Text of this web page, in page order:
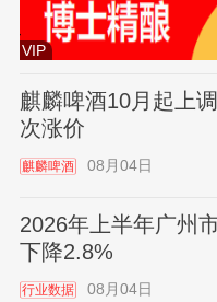
VIP
麒麟啤酒10月起上
次涨价
麒麟啤酒 08月04日
2026年上半年广州
下降2.8%
行业数据 08月04日